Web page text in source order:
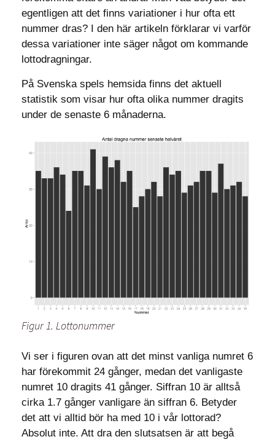
egentligen att det finns variationer i hur ofta ett
nummer dras? I den här artikeln förklarar vi varför
dessa variationer inte säger något om kommande
lottodragningar.
På Svenska spels hemsida finns det aktuell
statistik som visar hur ofta olika nummer dragits
under de senaste 6 månaderna.
Figur 1. Lottonummer
Vi ser i figuren ovan att det minst vanliga numret 6
har förekommit 24 gånger, medan det vanligaste
numret 10 dragits 41 gånger. Siffran 10 är alltså
cirka 1.7 gånger vanligare än siffran 6. Betyder
det att vi alltid bör ha med 10 i vår lottorad?
Absolut inte. Att dra den slutsatsen är att begå